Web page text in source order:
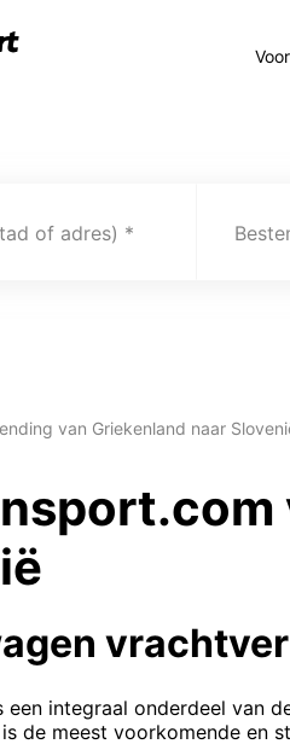
of adres)
van Griekenland naar
integraal onderdeel van
de meest voorkomende en